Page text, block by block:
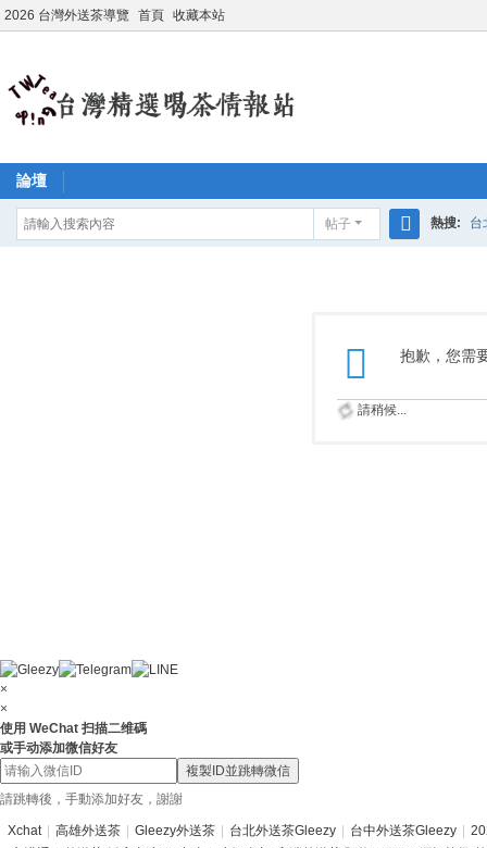
2026 台灣外送茶導覽 首頁 收藏本站
論壇
帖子 熱搜: 台
抱歉，您需
請稍候...
×
×
使用 WeChat 扫描二维碼
或手动添加微信好友
複製ID並跳轉微信
請跳轉後，手動添加好友，謝謝
Xchat 高雄外送茶 Gleezy外送茶 台北外送茶Gleezy 台中外送茶Gleezy